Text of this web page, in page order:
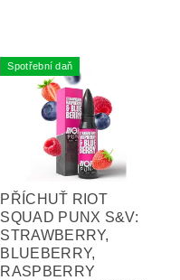
Spotřební daň
PŘÍCHUŤ RIOT
SQUAD PUNX S&V:
STRAWBERRY,
BLUEBERRY,
RASPBERRY